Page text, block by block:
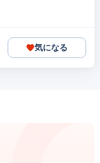
気になる